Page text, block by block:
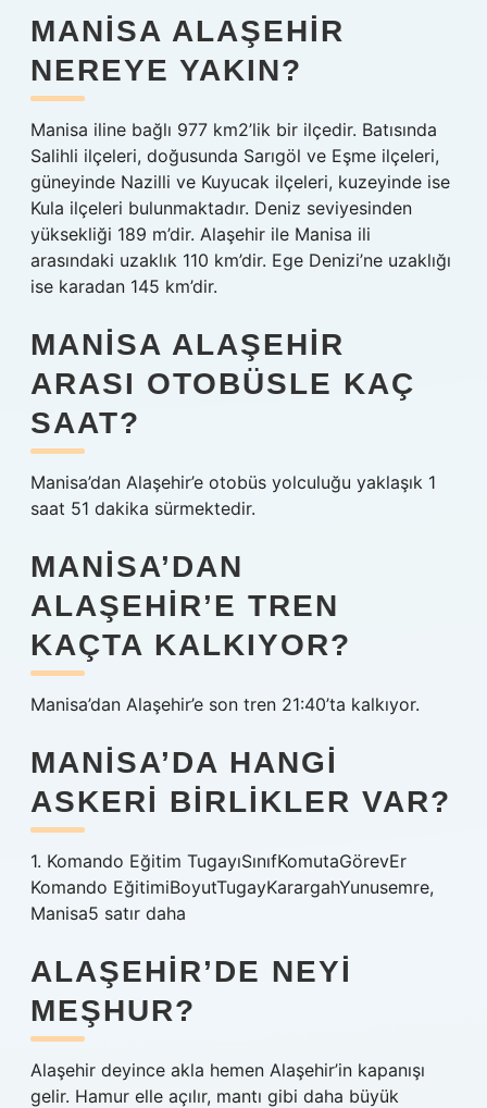
MANISA ALAŞEHIR
NEREYE YAKIN?
Manisa iline bağlı 977 km2’lik bir ilçedir. Batısında
Salihli ilçeleri, doğusunda Sarıgöl ve Eşme ilçeleri,
güneyinde Nazilli ve Kuyucak ilçeleri, kuzeyinde ise
Kula ilçeleri bulunmaktadır. Deniz seviyesinden
yüksekliği 189 m’dir. Alaşehir ile Manisa ili
arasındaki uzaklık 110 km’dir. Ege Denizi’ne uzaklığı
ise karadan 145 km’dir.
MANISA ALAŞEHIR
ARASI OTOBÜSLE KAÇ
SAAT?
Manisa’dan Alaşehir’e otobüs yolculuğu yaklaşık 1
saat 51 dakika sürmektedir.
MANISA’DAN
ALAŞEHIR’E TREN
KAÇTA KALKIYOR?
Manisa’dan Alaşehir’e son tren 21:40’ta kalkıyor.
MANISA’DA HANGI
ASKERI BIRLIKLER VAR?
1. Komando Eğitim TugayıSınıfKomutaGörevEr
Komando EğitimiBoyutTugayKarargahYunusemre,
Manisa5 satır daha
ALAŞEHIR’DE NEYI
MEŞHUR?
Alaşehir deyince akla hemen Alaşehir’in kapanışı
gelir. Hamur elle açılır, mantı gibi daha büyük